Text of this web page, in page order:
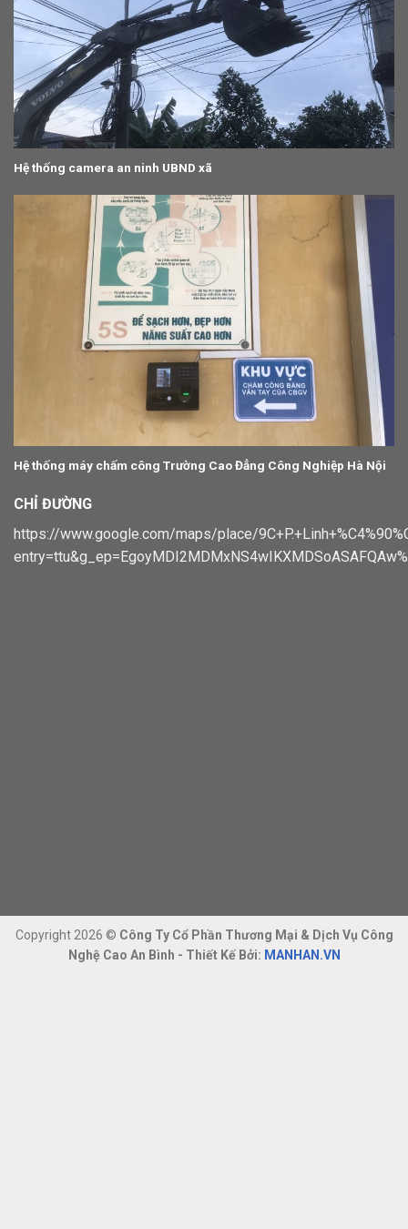
Hệ thống camera an ninh UBND xã
Hệ thống máy chấm công Trường Cao Đẳng Công Nghiệp Hà Nội
CHỈ ĐƯỜNG
https://www.google.com/maps/place/
Copyright 2026 © Công Ty Cổ Phần Thương Mại & Dịch Vụ Công
Nghệ Cao An Bình - Thiết Kế Bởi: MANHAN.VN